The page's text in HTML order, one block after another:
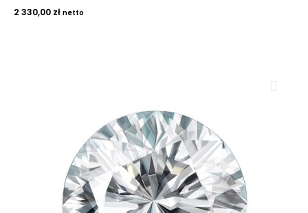
2 330,00 zł netto
ROYAL DIAMONDS